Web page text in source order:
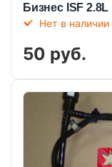
Бизнес ISF 2.8L
Нет в наличии
50 руб.